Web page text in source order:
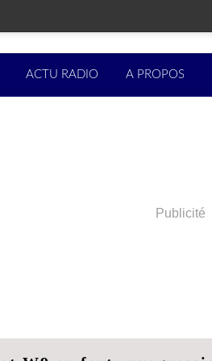
ACTU RADIO A PROPOS
Publicité